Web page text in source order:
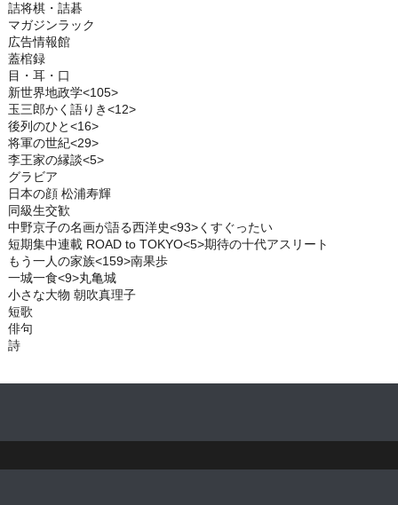
詰将棋・詰碁
マガジンラック
広告情報館
蓋棺録
目・耳・口
新世界地政学<105>
玉三郎かく語りき<12>
後列のひと<16>
将軍の世紀<29>
李王家の縁談<5>
グラビア
日本の顔 松浦寿輝
同級生交歓
中野京子の名画が語る西洋史<93>くすぐったい
短期集中連載 ROAD to TOKYO<5>期待の十代アスリート
もう一人の家族<159>南果歩
一城一食<9>丸亀城
小さな大物 朝吹真理子
短歌
俳句
詩